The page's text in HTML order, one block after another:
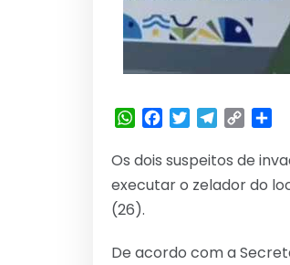
WhatsApp
Facebook
TwitterTelegram
Copy
Os dois suspeitos de
executar o zelador do
(26).
De acordo com a